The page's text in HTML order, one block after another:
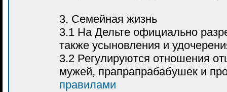
3. Семейная жизнь
3.1 На Дельте официально
также усыновления и
3.2 Регулируются отношения
мужей, прапрапрабабушек и
правилами